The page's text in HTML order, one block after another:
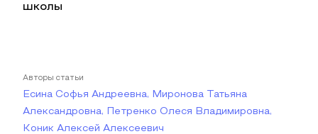
школы
Авторы статьи
Есина Софья Андреевна, Миронова Татьяна
Александровна, Петренко Олеся Владимировна,
Коник Алексей Алексеевич